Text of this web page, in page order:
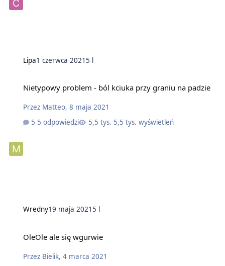
Lipa1 czerwca 20215 l
Nietypowy problem - ból kciuka przy graniu na padzie
Przez Matteo, 8 maja 2021
5 odpowiedzi
5,5 tys. wyświetleń
Wredny19 maja 20215 l
OleOle ale się wgurwie
Przez Bielik, 4 marca 2021